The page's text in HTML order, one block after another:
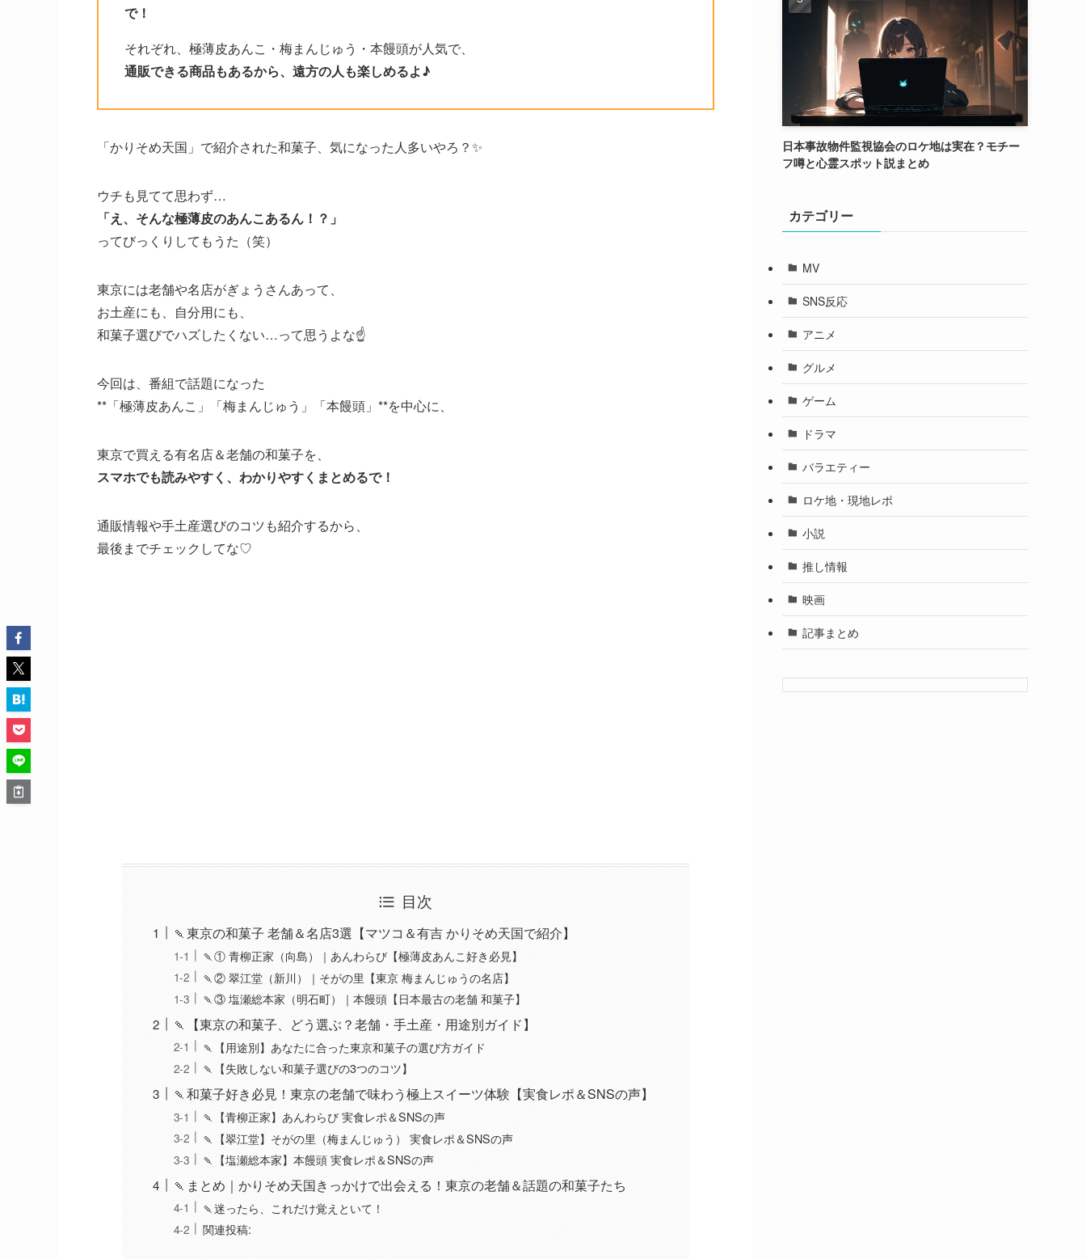
で！
それぞれ、極薄皮あんこ・梅まんじゅう・本饅頭が人気で、
通販できる商品もあるから、遠方の人も楽しめるよ♪
「かりそめ天国」で紹介された和菓子、気になった人多いやろ？✨
ウチも見てて思わず…
「え、そんな極薄皮のあんこあるん！？」
ってびっくりしてもうた（笑）
東京には老舗や名店がぎょうさんあって、
お土産にも、自分用にも、
和菓子選びでハズしたくない…って思うよな☝
今回は、番組で話題になった
**「極薄皮あんこ」「梅まんじゅう」「本饅頭」**を中心に、
東京で買える有名店＆老舗の和菓子を、
スマホでも読みやすく、わかりやすくまとめるで！
通販情報や手土産選びのコツも紹介するから、
最後までチェックしてな♡
目次
🍡東京の和菓子 老舗＆名店3選【マツコ＆有吉 かりそめ天国で紹介】
🍡① 青柳正家（向島）｜あんわらび【極薄皮あんこ好き必見】
🍡② 翠江堂（新川）｜そがの里【東京 梅まんじゅうの名店】
🍡③ 塩瀬総本家（明石町）｜本饅頭【日本最古の老舗 和菓子】
🍡【東京の和菓子、どう選ぶ？老舗・手土産・用途別ガイド】
🍡【用途別】あなたに合った東京和菓子の選び方ガイド
🍡【失敗しない和菓子選びの3つのコツ】
🍡和菓子好き必見！東京の老舗で味わう極上スイーツ体験【実食レポ＆SNSの声】
🍡【青柳正家】あんわらび 実食レポ＆SNSの声
🍡【翠江堂】そがの里（梅まんじゅう） 実食レポ＆SNSの声
🍡【塩瀬総本家】本饅頭 実食レポ＆SNSの声
🍡まとめ｜かりそめ天国きっかけで出会える！東京の老舗＆話題の和菓子たち
🍡迷ったら、これだけ覚えといて！
関連投稿:
日本事故物件監視協会のロケ地は実在？モチー
フ噂と心霊スポット説まとめ
カテゴリー
MV
SNS反応
アニメ
グルメ
ゲーム
ドラマ
バラエティー
ロケ地・現地レポ
小説
推し情報
映画
記事まとめ